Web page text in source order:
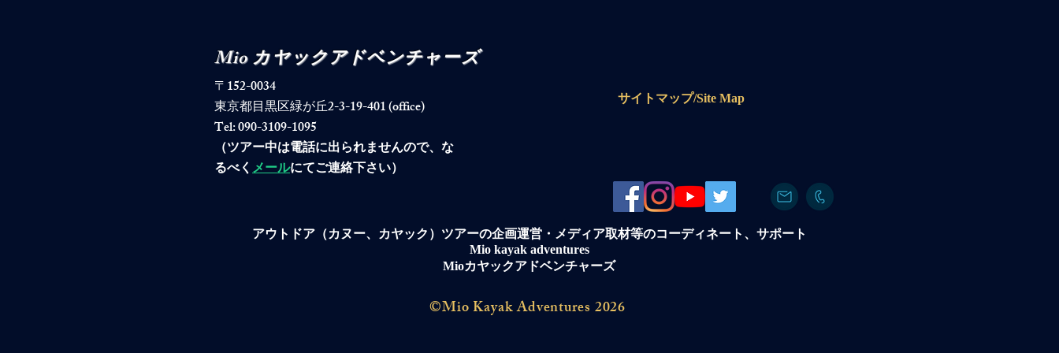
Mio カヤックアドベンチャーズ
〒152-0034
東京都目黒区緑が丘2-3-19-401 (office)
Tel: 090-3109-1095
​（ツアー中は電話に出られませんので、な
るべくメールにてご連絡下さい）
サイトマップ/Site Map
アウトドア（カヌー、カヤック）ツアーの企画運営・メディア取材等のコーディネート、サポート
Mio kayak adventures
Mioカヤックアドベンチャーズ
©Mio Kayak Adventures 2026